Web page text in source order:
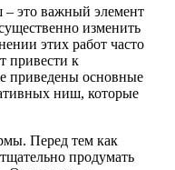
это важный элемент
изменить
этих работ часто
привести к
приведены основные
ниш, которые
Перед тем как
продумать